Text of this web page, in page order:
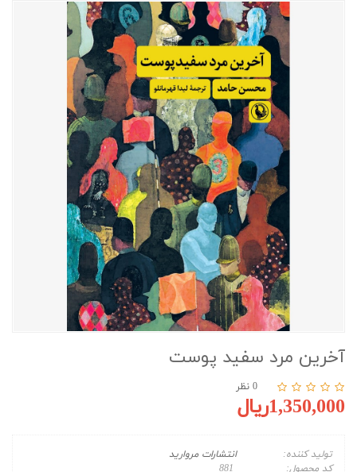
آخرین مرد سفید پوست
0 نظر
1,350,000ریال
تولید کننده:
انتشارات مروارید
کد محصول: